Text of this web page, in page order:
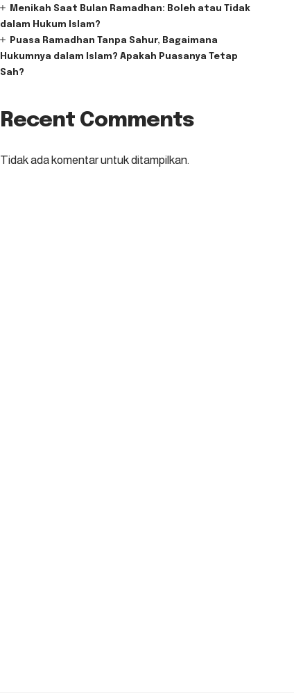
Menikah Saat Bulan Ramadhan: Boleh atau Tidak
dalam Hukum Islam?
Puasa Ramadhan Tanpa Sahur, Bagaimana
Hukumnya dalam Islam? Apakah Puasanya Tetap
Sah?
Recent Comments
Tidak ada komentar untuk ditampilkan.